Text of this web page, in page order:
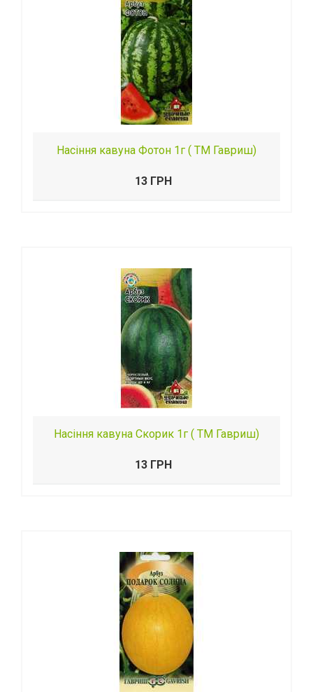
Насіння кавуна Фотон 1г ( ТМ Гавриш)
13 ГРН
Насіння кавуна Скорик 1г ( ТМ Гавриш)
13 ГРН